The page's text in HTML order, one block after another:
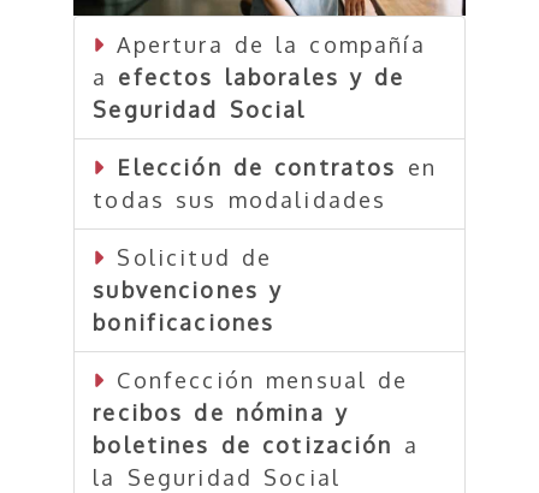
Apertura de la compañía
a efectos laborales y de
Seguridad Social
Elección de contratos en
todas sus modalidades
Solicitud de
subvenciones y
bonificaciones
Confección mensual de
recibos de nómina y
boletines de cotización a
la Seguridad Social